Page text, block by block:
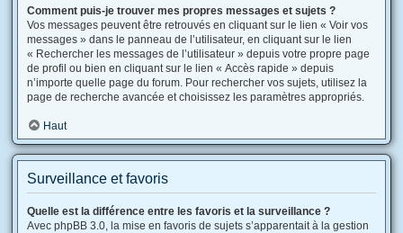
Comment puis-je trouver mes propres messages et sujets ?
Vos messages peuvent être retrouvés en cliquant sur le lien « Voir vos
messages » dans le panneau de l’utilisateur, en cliquant sur le lien
« Rechercher les messages de l’utilisateur » depuis votre propre page
de profil ou bien en cliquant sur le lien « Accès rapide » depuis
n’importe quelle page du forum. Pour rechercher vos sujets, utilisez la
page de recherche avancée et choisissez les paramètres appropriés.
Haut
Surveillance et favoris
Quelle est la différence entre les favoris et la surveillance ?
Avec phpBB 3.0, la mise en favoris de sujets s’apparentait à la gestion